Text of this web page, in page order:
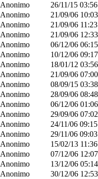
Anonimo 26/11/15
Anonimo 21/09/06
Anonimo 21/09/06
Anonimo 21/09/06
Anonimo 06/12/06
Anonimo 10/12/06
Anonimo 18/01/12
Anonimo 21/09/06
Anonimo 08/09/15
Anonimo 28/09/06
Anonimo 06/12/06
Anonimo 29/09/06
Anonimo 24/11/06
Anonimo 29/11/06
Anonimo 15/02/13
Anonimo 07/12/06
Anonimo 13/12/06
Anonimo 30/12/06